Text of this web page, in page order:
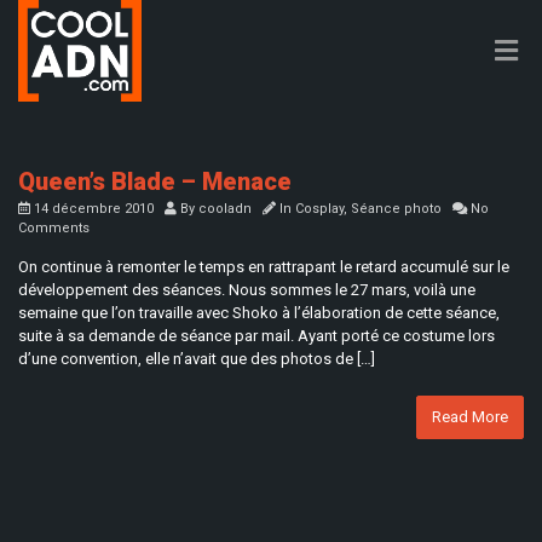
Queen’s Blade – Menace
14 décembre 2010 By cooladn In Cosplay, Séance photo
No
Comments
On continue à remonter le temps en rattrapant le retard accumulé sur le
développement des séances. Nous sommes le 27 mars, voilà une
semaine que l’on travaille avec Shoko à l’élaboration de cette séance,
suite à sa demande de séance par mail. Ayant porté ce costume lors
d’une convention, elle n’avait que des photos de […]
Read More